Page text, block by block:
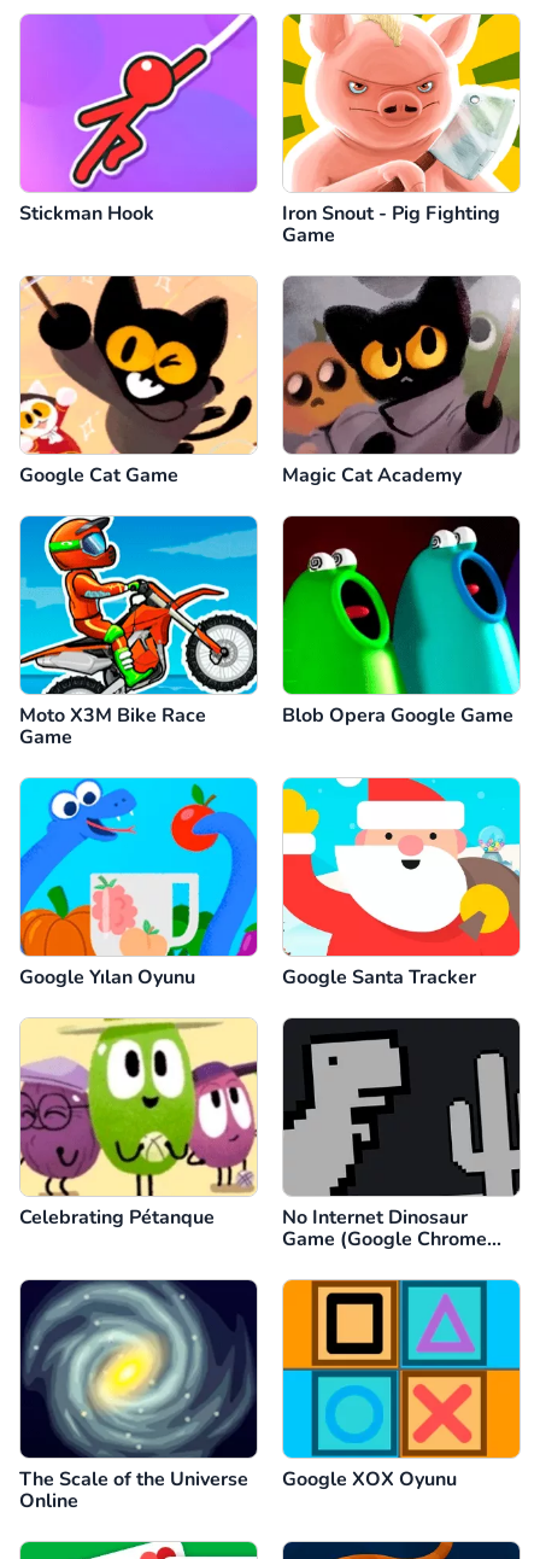
Stickman Hook
Iron Snout - Pig Fighting
Game
Google Cat Game Magic Cat Academy
Moto X3M Bike Race
Game
Blob Opera Google Game
Google Yılan Oyunu Google Santa Tracker
Celebrating Pétanque
No Internet Dinosaur
Game (Google Chrome
The Scale of the Universe
Online
Google XOX Oyunu